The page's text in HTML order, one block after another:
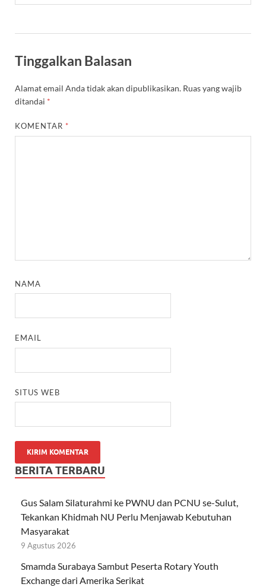
Tinggalkan Balasan
Alamat email Anda tidak akan dipublikasikan. Ruas yang wajib
ditandai *
KOMENTAR *
NAMA
EMAIL
SITUS WEB
BERITA TERBARU
Gus Salam Silaturahmi ke PWNU dan PCNU se-Sulut,
Tekankan Khidmah NU Perlu Menjawab Kebutuhan
Masyarakat
9 Agustus 2026
Smamda Surabaya Sambut Peserta Rotary Youth
Exchange dari Amerika Serikat